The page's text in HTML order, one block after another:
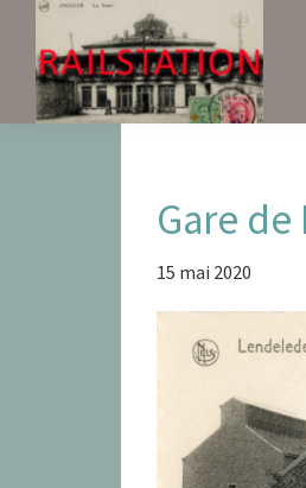
primary
navigation
main
content
primary
sidebar
Gare
15 mai 2020